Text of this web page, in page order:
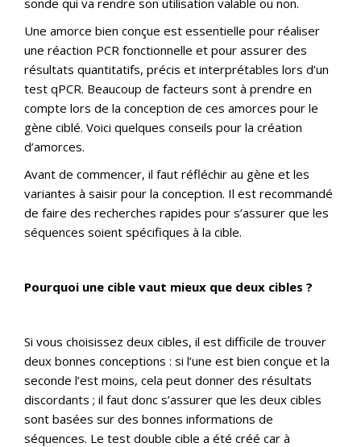
Une amorce bien conçue est essentielle pour réaliser
une réaction PCR fonctionnelle et pour assurer des
résultats quantitatifs, précis et interprétables lors d’un
test qPCR. Beaucoup de facteurs sont à prendre en
compte lors de la conception de ces amorces pour le
gène ciblé. Voici quelques conseils pour la création
d’amorces.
Avant de commencer, il faut réfléchir au gène et les
variantes à saisir pour la conception. Il est recommandé
de faire des recherches rapides pour s’assurer que les
séquences soient spécifiques à la cible.
Pourquoi une cible vaut mieux que deux cibles ?
Si vous choisissez deux cibles, il est difficile de trouver
deux bonnes conceptions : si l’une est bien conçue et la
seconde l’est moins, cela peut donner des résultats
discordants ; il faut donc s’assurer que les deux cibles
sont basées sur des bonnes informations de
séquences. Le test double cible a été créé car à